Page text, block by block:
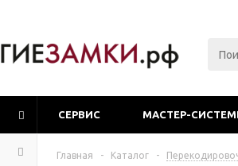
СЕРВИС МАСТЕР-
Главная - Каталог -